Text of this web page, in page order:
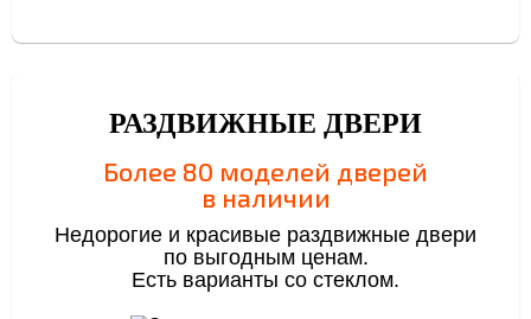
РАЗДВИЖНЫЕ ДВЕРИ
Более 80 моделей дверей
в наличии
Недорогие и красивые раздвижные двери
по выгодным ценам.
Есть варианты со стеклом.